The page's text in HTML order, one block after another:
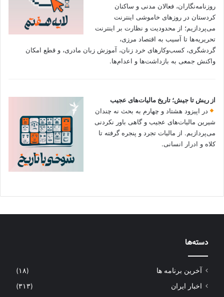
روزنامه‌نگاران، فعالان مدنی و ساکنان
کردستان در روزهای خاموشی اینترنت
می‌پردازیم؛ از محدودیت و نظارت بر اینترنت
تحریریه‌ها تا آسیب به اقتصاد مرزی،
گردشگری، کسب‌وکارهای خرد زنان، آموزش زبان مادری، و قطع امکان
واکنش جمعی به بازداشت‌ها و اعدام‌ها.
از ریش تا جیش؛ تاریخ مالیات‌های عجیب
در اپیزود هشتاد و چهارم به بحث نه چندان
شیرین مالیات‌های عجیب و گاهی باور نکردنی‌
می‌پردازیم. از مالیات تجرد و پنجره گرفته تا
کلاه و ادرار انسانی.
دسته‌ها
آخرین برنامه ها
(۱۸)
اخبار ایران
(۳۱۳)